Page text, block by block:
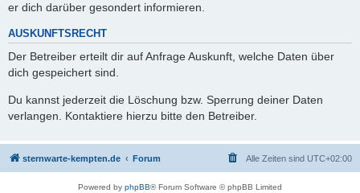
er dich darüber gesondert informieren.
AUSKUNFTSRECHT
Der Betreiber erteilt dir auf Anfrage Auskunft, welche Daten über
dich gespeichert sind.
Du kannst jederzeit die Löschung bzw. Sperrung deiner Daten
verlangen. Kontaktiere hierzu bitte den Betreiber.
sternwarte-kempten.de Forum Alle Zeiten sind UTC+02:00
Powered by phpBB® Forum Software © phpBB Limited